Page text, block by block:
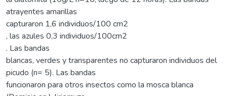
atrayentes amarillas
capturaron 1,6 individuos/100 cm2
, las azules 0,3 individuos/100cm2
. Las bandas
blancas, verdes y transparentes no capturaron individuos del
picudo (n= 5). Las bandas
funcionaron para otros insectos como la mosca blanca